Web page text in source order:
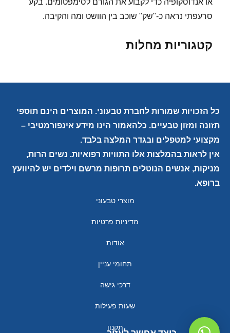
או אנדוסקופיה כדי לקבוע את הגורם לסימפטומים. בקע
סרעפתי נראה כ-"שק" שוכב בין הוושט ומה והקיבה.
קטגוריות מחלות
כל הזכויות שמורות לחברת טבעוני. המוצרים הינם תוספי
תזונה ומזון טבעיים. כלהאמור הינו מידע אינפורמטיבי –
מקצועי למטפלים ובגדר המלצה בלבד.
אין לראות בהמלצות אלו התוויות רפואיות. נשים הרות,
מניקות, אנשים הנוטלים תרופות מרשם וילדים יש להיוועץ
ברופא.
מוצרי טבעוני
מדיניות פרטיות
אודות
תחומי עניין
דרכי גישה
שעות פעילות
תקנון